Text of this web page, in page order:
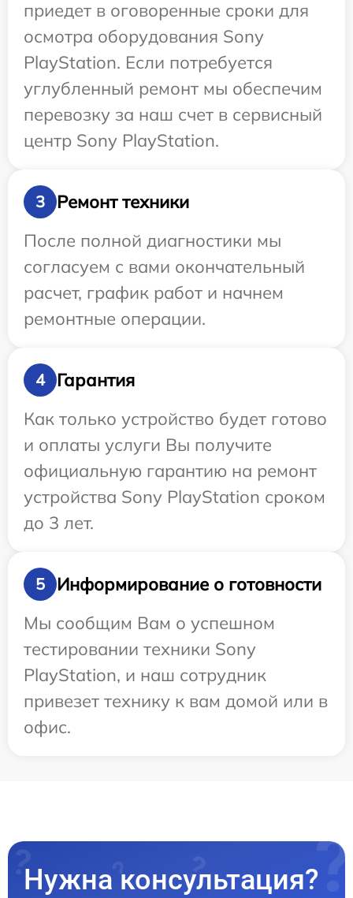
приедет в оговоренные сроки для
осмотра оборудования Sony
PlayStation. Если потребуется
углубленный ремонт мы обеспечим
перевозку за наш счет в сервисный
центр Sony PlayStation.
3
Ремонт техники
После полной диагностики мы
согласуем с вами окончательный
расчет, график работ и начнем
ремонтные операции.
4
Гарантия
Как только устройство будет готово
и оплаты услуги Вы получите
официальную гарантию на ремонт
устройства Sony PlayStation сроком
до 3 лет.
5
Информирование о готовности
Мы сообщим Вам о успешном
тестировании техники Sony
PlayStation, и наш сотрудник
привезет технику к вам домой или в
офис.
Нужна консультация?